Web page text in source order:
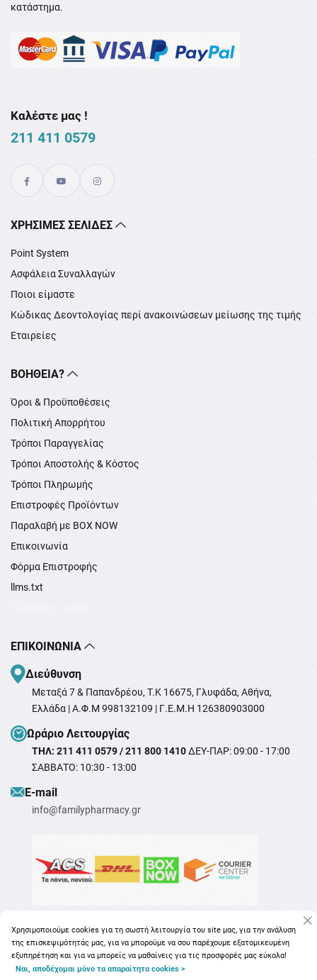
κατάστημα.
Καλέστε μας !
211 411 0579
XΡΉΣΙΜΕΣ ΣΕΛΊΔΕΣ
Point System
Ασφάλεια Συναλλαγών
Ποιοι είμαστε
Κώδικας Δεοντολογίας περί ανακοινώσεων μείωσης της τιμής
Εταιρείες
ΒΟΉΘΕΙΑ?
Όροι & Προϋποθέσεις
Πολιτική Απορρήτου
Τρόποι Παραγγελίας
Τρόποι Αποστολής & Κόστος
Τρόποι Πληρωμής
Επιστροφές Προϊόντων
Παραλαβή με BOX NOW
Επικοινωνία
Φόρμα Επιστροφής
llms.txt
ΕΠΙΚΟΙΝΩΝΊΑ
Διεύθυνση
Μεταξά 7 & Παπανδρέου, T.K 16675, Γλυφάδα, Αθήνα,
Ελλάδα | Α.Φ.Μ 998132109 | Γ.Ε.Μ.Η 126380903000
Ωράριο Λειτουργίας
ΤΗΛ: 211 411 0579 / 211 800 1410ΔΕΥ-ΠΑΡ: 09:00 - 17:00
ΣΑΒΒΑΤΟ: 10:30 - 13:00
Ε-mail
info@familypharmacy.gr
Χρησιμοποιούμε cookies για τη σωστή λειτουργία του site μας, για την ανάλυση
της επισκεψιμότητάς μας, για να μπορούμε να σου παρέχουμε εξατομικευμένη
εξυπηρέτηση και για να μπορείς να μαθαίνεις για τις προσφορές μας εύκολα!
Ναι, αποδέχομαι μόνο τα απαραίτητα cookies >